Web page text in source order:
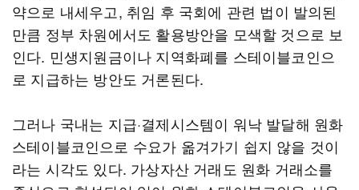
약으로 내세우고, 취임 후 국회에 관련 법이 발의된
만큼 정부 차원에서도 활용방안을 모색할 것으로 보
인다. 민생지원금이나 지역화폐를 스테이블코인으
로 지급하는 방안도 거론된다.
그러나 국내는 지급·결제시스템이 워낙 발달해 원화
스테이블코인으로 수요가 옮겨가기 쉽지 않을 것이
라는 시각도 있다. 가상자산 거래도 원화 거래소를